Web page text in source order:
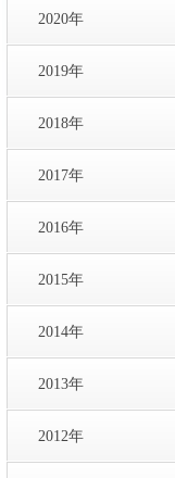
2020年
2019年
2018年
2017年
2016年
2015年
2014年
2013年
2012年